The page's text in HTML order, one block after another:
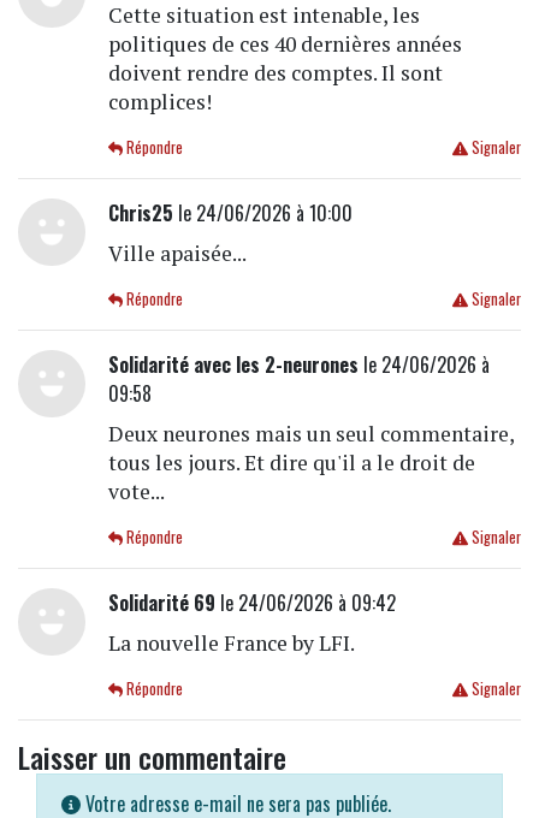
Cette situation est intenable, les
politiques de ces 40 dernières années
doivent rendre des comptes. Il sont
complices!
Signaler
Répondre
Chris25 le 24/06/2026 à 10:00
Ville apaisée...
Signaler
Répondre
Solidarité avec les 2-neurones le 24/06/2026 à
09:58
Deux neurones mais un seul commentaire,
tous les jours. Et dire qu'il a le droit de
vote...
Signaler
Répondre
Solidarité 69 le 24/06/2026 à 09:42
La nouvelle France by LFI.
Signaler
Répondre
Laisser un commentaire
Votre adresse e-mail ne sera pas publiée.